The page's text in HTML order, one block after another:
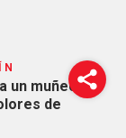
un muñeco
de